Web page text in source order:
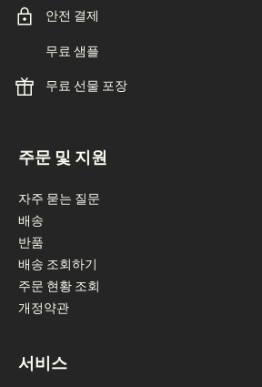
안전 결제
무료 샘플
무료 선물 포장
주문 및 지원
자주 묻는 질문
배송
반품
배송 조회하기
주문 현황 조회
개정약관
서비스